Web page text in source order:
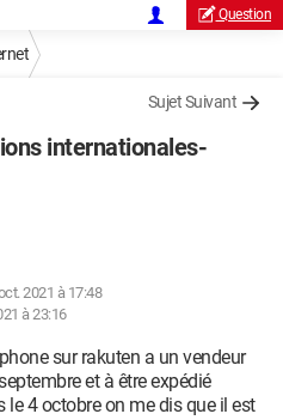
Question
Sujet Suivant
internationales-
2021 à 17:48
à 23:16
sur rakuten a un vendeur
et à être expédié
le 4 octobre on me dis que il est